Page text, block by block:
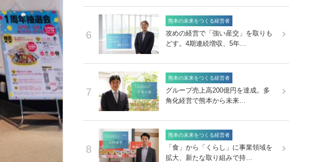
6
熊本の未来をつくる経営者
攻めの経営で「強い産交」を取りも
どす。4期連続増収、5年…
7
熊本の未来をつくる経営者
グループ売上高200億円を達成。多
角化経営で熊本から未来…
8
熊本の未来をつくる経営者
「食」から「くらし」に事業領域を
拡大、新たな取り組みで持…